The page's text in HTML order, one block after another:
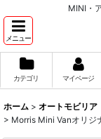
MINI・
メニュー
カテゴリ マイページ
ホーム > オートモビリ
> Morris Mini Vanオリ